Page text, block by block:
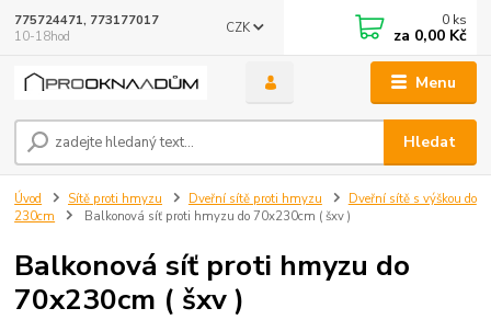
Menu
CZK
Hledat
775724471, 773177017
10-18hod
0 ks
za 0,00 Kč
Úvod Sítě proti hmyzu Dveřní sítě proti hmyzu
Dveřní sítě s výškou do
230cm
Balkonová síť proti hmyzu do 70x230cm ( šxv )
Balkonová síť proti hmyzu do
70x230cm ( šxv )